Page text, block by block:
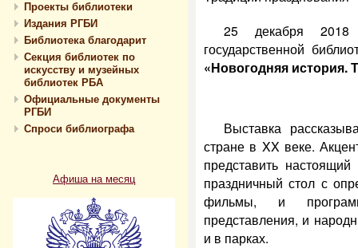
Проекты библиотеки
Издания РГБИ
Библиотека благодарит
Секция библиотек по
искусству и музейных
библиотек РБА
Официальные документы
РГБИ
Спроси библиографа
Афиша на месяц
25 декабря
государственной
«Новогодняя история.
Выставка
стране в XX веке.
представить
праздничный стол с
фильмы, и
представления, и
и в парках.